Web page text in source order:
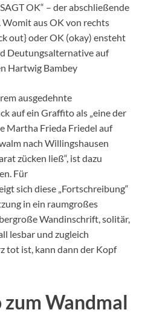
OK“ – der abschließende
aus OK von rechts
out} oder OK (okay) ensteht
Deutungsalternative auf
Hartwig Bambey
ausgedehnte
auf ein Graffito als „eine der
Martha Frieda Friedel auf
nach Willingshausen
zücken ließ“, ist dazu
Für
sich diese „Fortschreibung“
in ein raumgroßes
Wandinschrift, solitär,
lesbar und zugleich
tot ist, kann dann der Kopf
Wandmal